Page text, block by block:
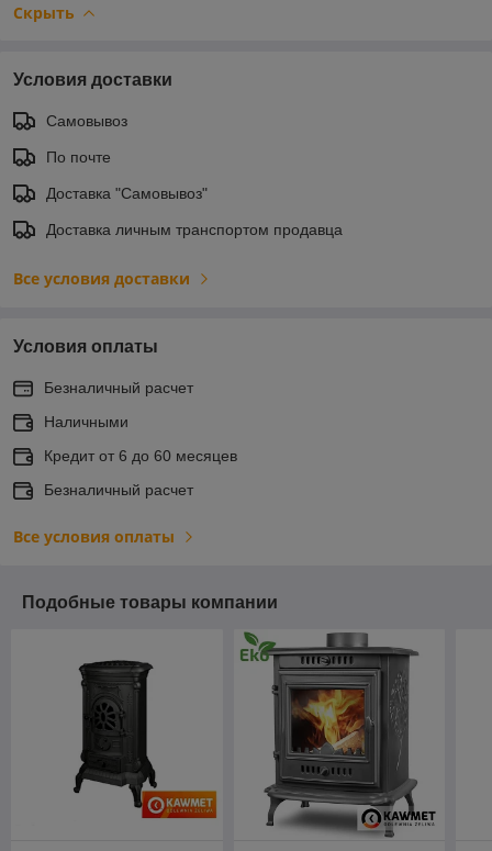
Скрыть
Условия доставки
Самовывоз
По почте
Доставка "Самовывоз"
Доставка личным транспортом продавца
Все условия доставки
Условия оплаты
Безналичный расчет
Наличными
Кредит от 6 до 60 месяцев
Безналичный расчет
Все условия оплаты
Подобные товары компании